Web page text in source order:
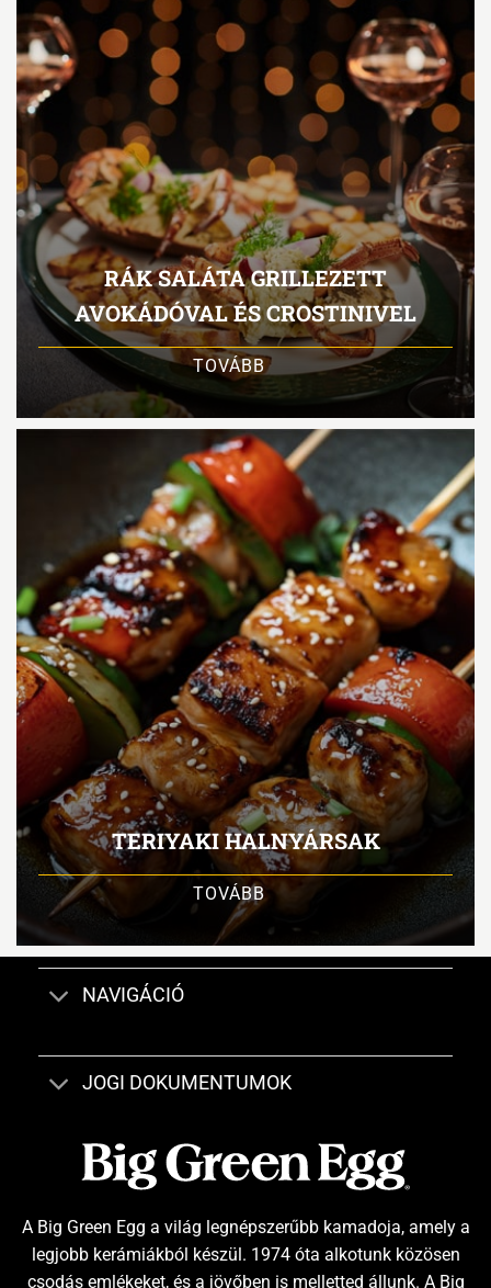
RÁK SALÁTA GRILLEZETT
AVOKÁDÓVAL ÉS CROSTINIVEL
TOVÁBB
TERIYAKI HALNYÁRSAK
TOVÁBB
NAVIGÁCIÓ
JOGI DOKUMENTUMOK
A Big Green Egg a világ legnépszerűbb kamadoja, amely a
legjobb kerámiákból készül. 1974 óta alkotunk közösen
csodás emlékeket, és a jövőben is melletted állunk. A Big